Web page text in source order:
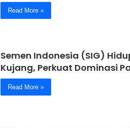
Read More »
Semen Indonesia (SIG)
Kujang, Perkuat Dominasi
Read More »